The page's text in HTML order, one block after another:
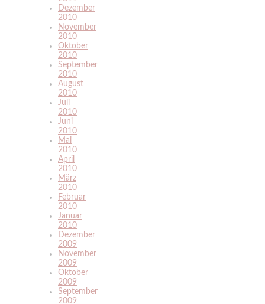
Dezember
2010
November
2010
Oktober
2010
September
2010
August
2010
Juli
2010
Juni
2010
Mai
2010
April
2010
März
2010
Februar
2010
Januar
2010
Dezember
2009
November
2009
Oktober
2009
September
2009